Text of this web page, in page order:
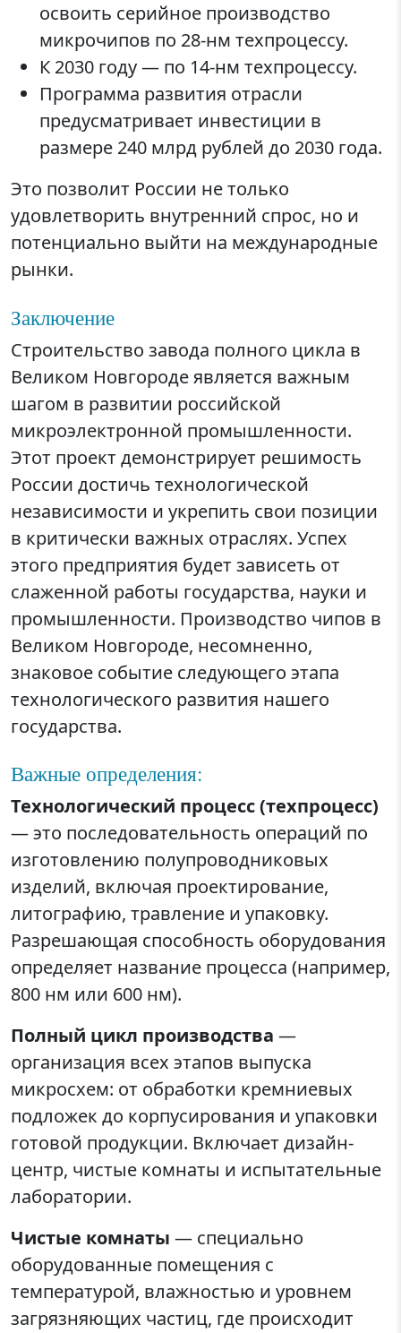
освоить серийное производство
микрочипов по 28-нм техпроцессу.
К 2030 году — по 14-нм техпроцессу.
Программа развития отрасли
предусматривает инвестиции в
размере 240 млрд рублей до 2030 года.
Это позволит России не только
удовлетворить внутренний спрос, но и
потенциально выйти на международные
рынки.
Заключение
Строительство завода полного цикла в
Великом Новгороде является важным
шагом в развитии российской
микроэлектронной промышленности.
Этот проект демонстрирует решимость
России достичь технологической
независимости и укрепить свои позиции
в критически важных отраслях. Успех
этого предприятия будет зависеть от
слаженной работы государства, науки и
промышленности. Производство чипов в
Великом Новгороде, несомненно,
знаковое событие следующего этапа
технологического развития нашего
государства.
Важные определения:
Технологический процесс (техпроцесс)
— это последовательность операций по
изготовлению полупроводниковых
изделий, включая проектирование,
литографию, травление и упаковку.
Разрешающая способность оборудования
определяет название процесса (например,
800 нм или 600 нм).
Полный цикл производства —
организация всех этапов выпуска
микросхем: от обработки кремниевых
подложек до корпусирования и упаковки
готовой продукции. Включает дизайн-
центр, чистые комнаты и испытательные
лаборатории.
Чистые комнаты — специально
оборудованные помещения с
температурой, влажностью и уровнем
загрязняющих частиц, где происходит